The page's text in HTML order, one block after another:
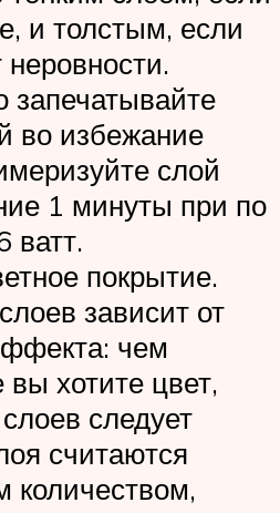
и толстым, если
запечатывайте
во избежание
слой
1 минуты при по
ватт.
покрытие.
зависит от
чем
хотите цвет,
следует
считаются
количеством,